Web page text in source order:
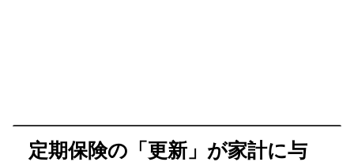
定期保険の「更新」が家計に与